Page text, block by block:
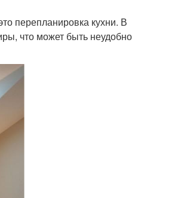
перепланировка кухни. В
что может быть неудобно